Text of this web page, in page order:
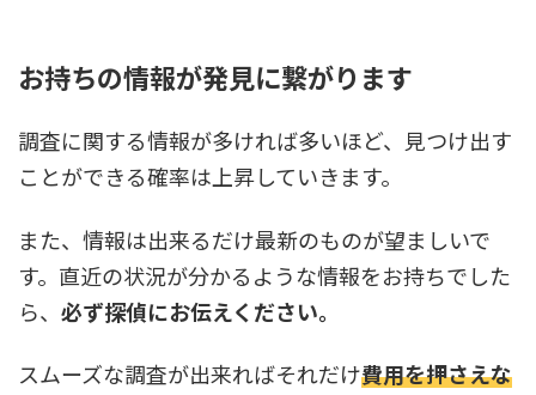
お持ちの情報が発見に繋がります
調査に関する情報が多ければ多いほど、見つけ出す
ことができる確率は上昇していきます。
また、情報は出来るだけ最新のものが望ましいで
す。直近の状況が分かるような情報をお持ちでした
ら、 必ず探偵にお伝えください。
スムーズな調査が出来ればそれだけ費用を押さえな